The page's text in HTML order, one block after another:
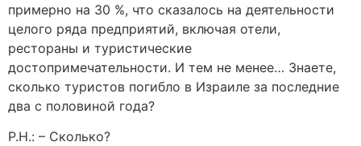
примерно на 30 %, что сказалось на деятельности
целого ряда предприятий, включая отели,
рестораны и туристические
достопримечательности. И тем не менее… Знаете,
сколько туристов погибло в Израиле за последние
два с половиной года?
Р.Н.: – Сколько?